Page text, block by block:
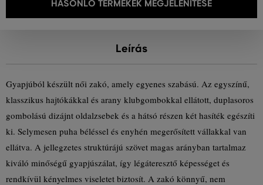
HASONLÓ TERMÉKEK MEGJELENÍTÉSE
Leírás
Gyapjúból készült női zakó, amely egyenes szabású. Az egyszínű,
klasszikus hajtókákkal és arany klubgombokkal ellátott, duplasoros
gombolású dizájnt oldalzsebek és a hátsó részen két hasíték egészíti
ki. Selymesen puha béléssel és enyhén megerősített vállakkal van
ellátva. A jellegzetes struktúrájú szövet magas arányban tartalmaz
kiváló minőségű gyapjúszálat, így légáteresztő képességet és
rendkívül kényelmes viseletet biztosít. A zakó könnyű, nem